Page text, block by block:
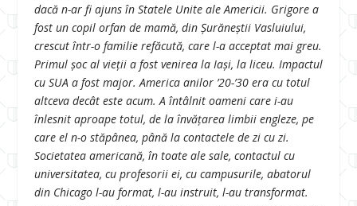
dacă n-ar fi ajuns în Statele Unite ale Americii. Grigore a
fost un copil orfan de mamă, din Șurăneștii Vasluiului,
crescut într-o familie refăcută, care l-a acceptat mai greu.
Primul șoc al vieții a fost venirea la Iași, la liceu. Impactul
cu SUA a fost major. America anilor ’20-’30 era cu totul
altceva decât este acum. A întâlnit oameni care i-au
înlesnit aproape totul, de la învățarea limbii engleze, pe
care el n-o stăpânea, până la contactele de zi cu zi.
Societatea americană, în toate ale sale, contactul cu
universitatea, cu profesorii ei, cu campusurile, abatorul
din Chicago l-au format, l-au instruit, l-au transformat.